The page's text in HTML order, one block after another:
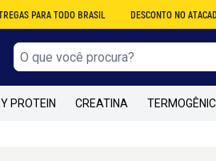
PARA TODO BRASIL DESCONTO NO ATACADO
PROTEIN CREATINA